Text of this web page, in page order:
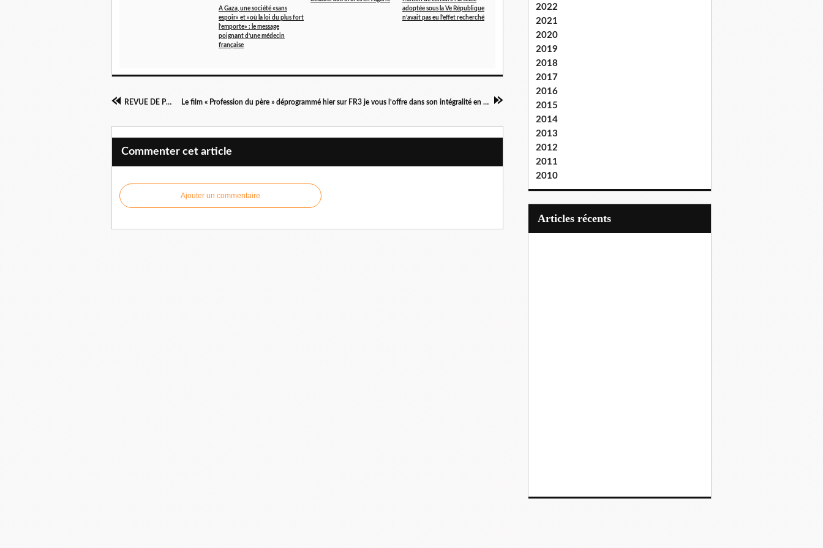
A Gaza, une société «sans
espoir» et «où la loi du plus fort
l’emporte» : le message
poignant d’une médecin
française
adoptée sous la Ve République
n’avait pas eu l’effet recherché
REVUE DE PRESSE Le film « Profession du père » déprogrammé hier sur FR3 je vous l’offre dans son intégralité en cliquant sur le lien à la fin
Commenter cet article
Ajouter un commentaire
2022
2021
2020
2019
2018
2017
2016
2015
2014
2013
2012
2011
2010
articles récents